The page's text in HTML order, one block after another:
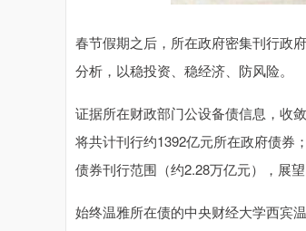
春节假期之后，所在政府密集刊行政
分析，以稳投资、稳经济、防风险。
证据所在财政部门公设备债信息，收
将共计刊行约1392亿元所在政府债券
债券刊行范围（约2.28万亿元），展望
始终温雅所在债的中央财经大学西宾